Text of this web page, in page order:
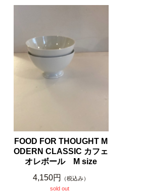
FOOD FOR THOUGHT M
ODERN CLASSIC カフェ
オレボール M size
4,150円
（税込み）
sold out